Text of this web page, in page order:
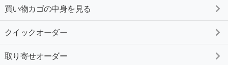
買い物カゴの中身を見る
クイックオーダー
取り寄せオーダー